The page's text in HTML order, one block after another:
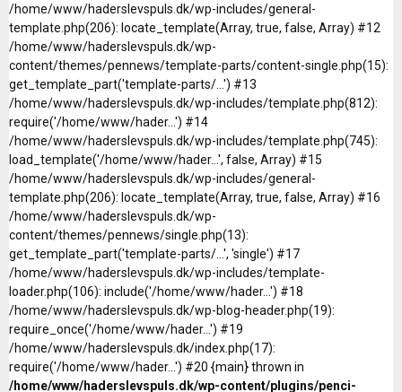
/home/www/haderslevspuls.dk/wp-includes/general-
template.php(206): locate_template(Array, true, false, Array) #12
/home/www/haderslevspuls.dk/wp-
content/themes/pennews/template-parts/content-single.php(15):
get_template_part('template-parts/...') #13
/home/www/haderslevspuls.dk/wp-includes/template.php(812):
require('/home/www/hader...') #14
/home/www/haderslevspuls.dk/wp-includes/template.php(745):
load_template('/home/www/hader...', false, Array) #15
/home/www/haderslevspuls.dk/wp-includes/general-
template.php(206): locate_template(Array, true, false, Array) #16
/home/www/haderslevspuls.dk/wp-
content/themes/pennews/single.php(13):
get_template_part('template-parts/...', 'single') #17
/home/www/haderslevspuls.dk/wp-includes/template-
loader.php(106): include('/home/www/hader...') #18
/home/www/haderslevspuls.dk/wp-blog-header.php(19):
require_once('/home/www/hader...') #19
/home/www/haderslevspuls.dk/index.php(17):
require('/home/www/hader...') #20 {main} thrown in
/home/www/haderslevspuls.dk/wp-content/plugins/penci-